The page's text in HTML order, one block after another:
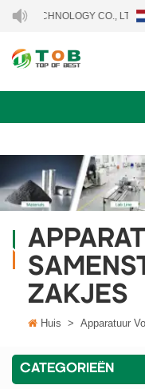
CO., LTD..
ZAKJES
Huis > Apparatuur
CATEGORIEËN